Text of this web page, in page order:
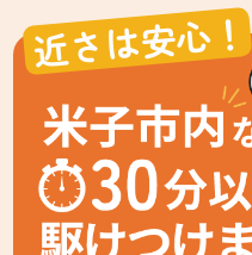
近さは安心！